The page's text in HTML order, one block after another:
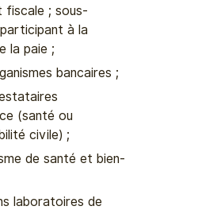
fiscale ; sous-
à la
la paie ;
bancaires ;
(santé ou
civile) ;
de santé et bien-
laboratoires de